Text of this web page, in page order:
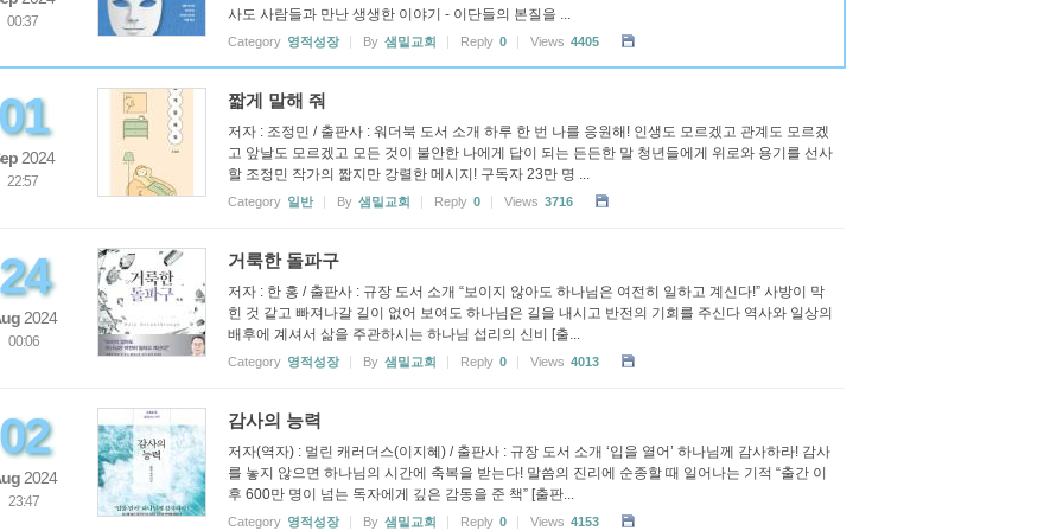
00:37
사도 사람들과 만난 생생한 이야기 - 이단들의 본질을 ...
Category 영적성장 By 샘밑교회 Reply 0 Views 4405
2024
22:57
짧게 말해 줘
저자 : 조정민 / 출판사 : 워더북 도서 소개 하루 한 번 나를 응원해! 인생도 모르겠고 관계도 모르겠
고 앞날도 모르겠고 모든 것이 불안한 나에게 답이 되는 든든한 말 청년들에게 위로와 용기를 선사
할 조정민 작가의 짧지만 강렬한 메시지! 구독자 23만 명 ...
Category 일반 By 샘밑교회 Reply 0 Views 3716
24
2024
00:06
거룩한 돌파구
저자 : 한 홍 / 출판사 : 규장 도서 소개 “보이지 않아도 하나님은 여전히 일하고 계신다!” 사방이 막
힌 것 같고 빠져나갈 길이 없어 보여도 하나님은 길을 내시고 반전의 기회를 주신다 역사와 일상의
배후에 계셔서 삶을 주관하시는 하나님 섭리의 신비 [출...
Category 영적성장 By 샘밑교회 Reply 0 Views 4013
02
2024
23:47
감사의 능력
저자(역자) : 멀린 캐러더스(이지혜) / 출판사 : 규장 도서 소개 ‘입을 열어’ 하나님께 감사하라! 감사
를 놓지 않으면 하나님의 시간에 축복을 받는다! 말씀의 진리에 순종할 때 일어나는 기적 “출간 이
후 600만 명이 넘는 독자에게 깊은 감동을 준 책” [출판...
Category 영적성장 By 샘밑교회 Reply 0 Views 4153